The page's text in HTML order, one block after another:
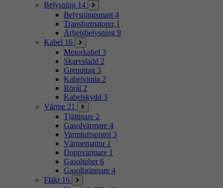
Belysning 14
Belysningsmast 4
Transformatorer 1
Arbetsbelysning 9
Kabel 16
Motorkabel 3
Skarvsladd 2
Grenuttag 3
Kabelvinda 2
Rörål 2
Kabelskydd 3
Värme 21
Tjältinare 2
Gasolvärmare 4
Varmluftspistol 3
Värmemattor 1
Doppvärmare 1
Gasoltuber 6
Gasolbrännare 4
Fläkt 16